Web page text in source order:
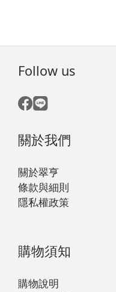
Follow us
關於我們
關於翠亨
條款與細則
隱私權政策
購物須知
購物說明